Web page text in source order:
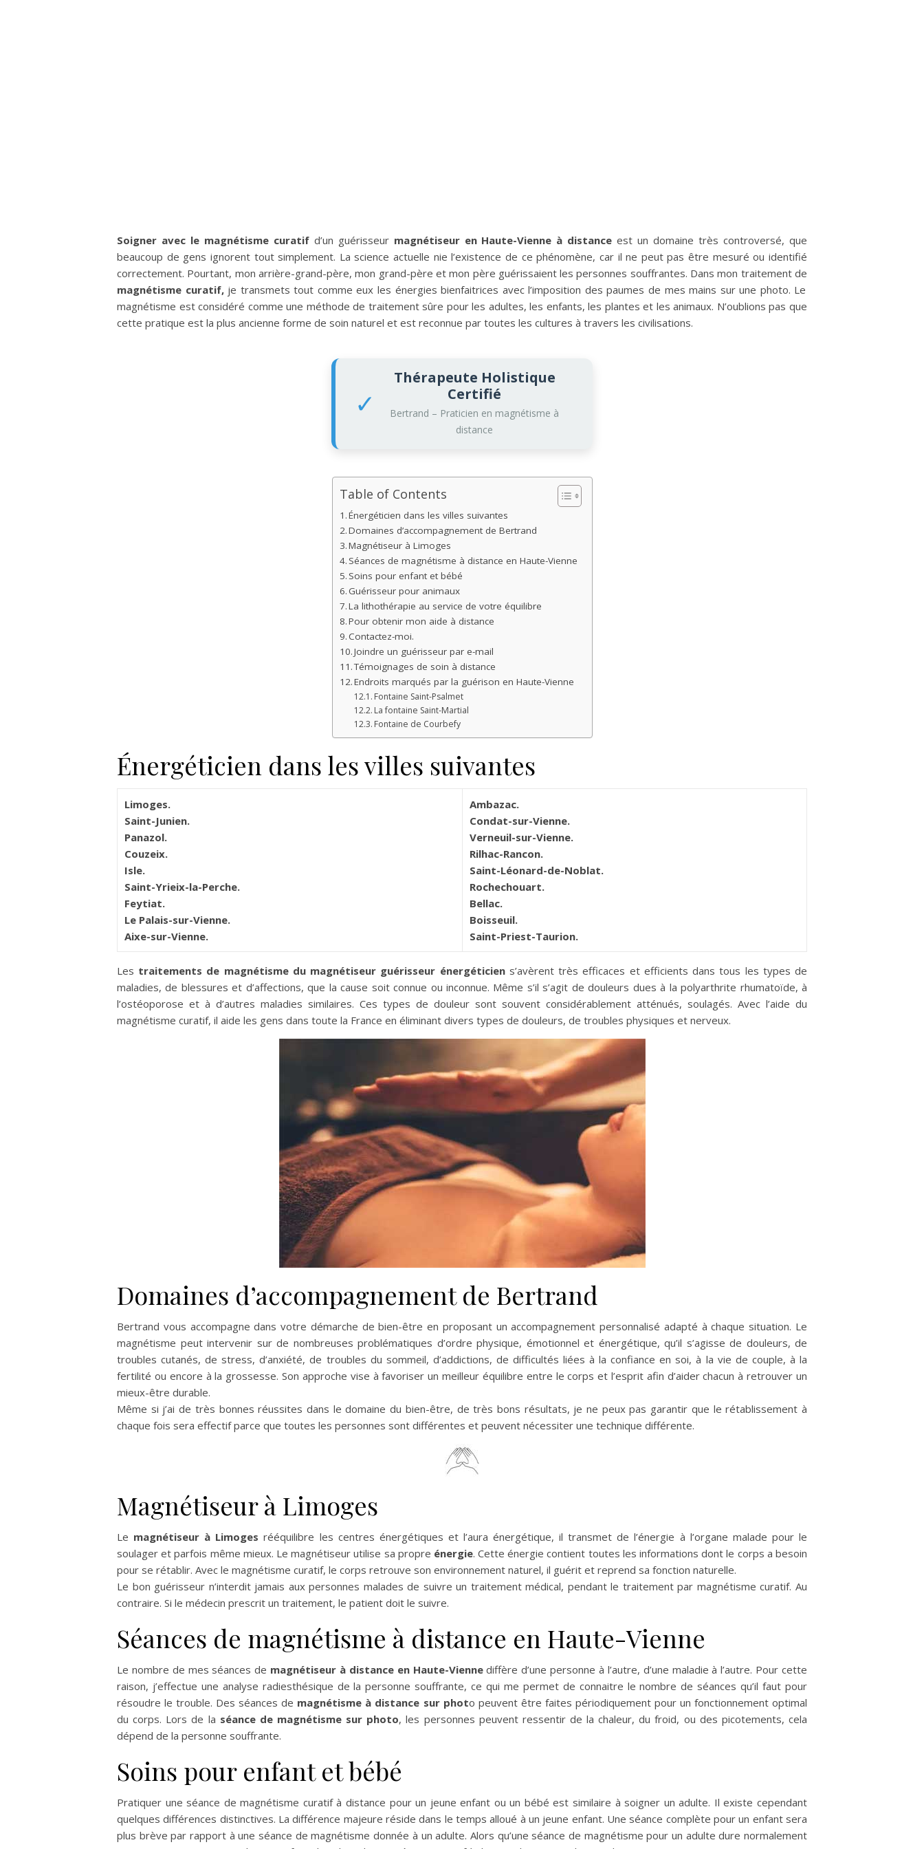
Soigner avec le magnétisme curatifd’un guérisseur magnétiseur en Haute-Vienne à distance est un domaine très controversé, que
beaucoup de gens ignorent tout simplement. La science actuelle nie l’existence de ce phénomène, car il ne peut pas être mesuré ou identifié
correctement. Pourtant, mon arrière-grand-père, mon grand-père et mon père guérissaient les personnes souffrantes. Dans mon traitement de
magnétisme curatif,je transmets tout comme eux les énergies bienfaitrices avec l’imposition des paumes de mes mains sur une photo. Le
magnétisme est considéré comme une méthode de traitement sûre pour les adultes, les enfants, les plantes et les animaux. N’oublions pas que
cette pratique est la plus ancienne forme de soin naturel et est reconnue par toutes les cultures à travers les civilisations.
✓
Thérapeute Holistique
Certifié
Bertrand – Praticien en magnétisme à
distance
Table of Contents
Énergéticien dans les villes suivantes
Domaines d’accompagnement de Bertrand
Magnétiseur à Limoges
Séances de magnétisme à distance en Haute-Vienne
Soins pour enfant et bébé
Guérisseur pour animaux
La lithothérapie au service de votre équilibre
Pour obtenir mon aide à distance
Contactez-moi.
Joindre un guérisseur par e-mail
Témoignages de soin à distance
Endroits marqués par la guérison en Haute-Vienne
Fontaine Saint-Psalmet
La fontaine Saint-Martial
Fontaine de Courbefy
Énergéticien dans les villes suivantes
Limoges.
Saint-Junien.
Panazol.
Couzeix.
Isle.
Saint-Yrieix-la-Perche.
Feytiat.
Le Palais-sur-Vienne.
Aixe-sur-Vienne.
Ambazac.
Condat-sur-Vienne.
Verneuil-sur-Vienne.
Rilhac-Rancon.
Saint-Léonard-de-Noblat.
Rochechouart.
Bellac.
Boisseuil.
Saint-Priest-Taurion.
Les traitements de magnétisme du magnétiseur guérisseur énergéticiens’avèrent très efficaces et efficients dans tous les types de
maladies, de blessures et d’affections, que la cause soit connue ou inconnue. Même s’il s’agit de douleurs dues à la polyarthrite rhumatoïde, à
l’ostéoporose et à d’autres maladies similaires. Ces types de douleur sont souvent considérablement atténués, soulagés. Avec l’aide du
magnétisme curatif, il aide les gens dans toute la France en éliminant divers types de douleurs, de troubles physiques et nerveux.
Domaines d’accompagnement de Bertrand
Bertrand vous accompagne dans votre démarche de bien-être en proposant un accompagnement personnalisé adapté à chaque situation. Le
magnétisme peut intervenir sur de nombreuses problématiques d’ordre physique, émotionnel et énergétique, qu’il s’agisse de douleurs, de
troubles cutanés, de stress, d’anxiété, de troubles du sommeil, d’addictions, de difficultés liées à la confiance en soi, à la vie de couple, à la
fertilité ou encore à la grossesse. Son approche vise à favoriser un meilleur équilibre entre le corps et l’esprit afin d’aider chacun à retrouver un
mieux-être durable.
Même si j’ai de très bonnes réussites dans le domaine du bien-être, de très bons résultats, je ne peux pas garantir que le rétablissement à
chaque fois sera effectif parce que toutes les personnes sont différentes et peuvent nécessiter une technique différente.
Magnétiseur à Limoges
Le magnétiseur à Limoges rééquilibre les centres énergétiques et l’aura énergétique, il transmet de l’énergie à l’organe malade pour le
soulager et parfois même mieux. Le magnétiseur utilise sa propre énergie. Cette énergie contient toutes les informations dont le corps a besoin
pour se rétablir. Avec le magnétisme curatif, le corps retrouve son environnement naturel, il guérit et reprend sa fonction naturelle.
Le bon guérisseur n’interdit jamais aux personnes malades de suivre un traitement médical, pendant le traitement par magnétisme curatif. Au
contraire. Si le médecin prescrit un traitement, le patient doit le suivre.
Séances de magnétisme à distance en Haute-Vienne
Le nombre de mes séances de magnétiseur à distance en Haute-Viennediffère d’une personne à l’autre, d’une maladie à l’autre. Pour cette
raison, j’effectue une analyse radiesthésique de la personne souffrante, ce qui me permet de connaitre le nombre de séances qu’il faut pour
résoudre le trouble. Des séances de magnétisme à distance sur photo peuvent être faites périodiquement pour un fonctionnement optimal
du corps. Lors de la séance de magnétisme sur photo, les personnes peuvent ressentir de la chaleur, du froid, ou des picotements, cela
dépend de la personne souffrante.
Soins pour enfant et bébé
Pratiquer une séance de magnétisme curatif à distance pour un jeune enfant ou un bébé est similaire à soigner un adulte. Il existe cependant
quelques différences distinctives. La différence majeure réside dans le temps alloué à un jeune enfant. Une séance complète pour un enfant sera
plus brève par rapport à une séance de magnétisme donnée à un adulte. Alors qu’une séance de magnétisme pour un adulte dure normalement